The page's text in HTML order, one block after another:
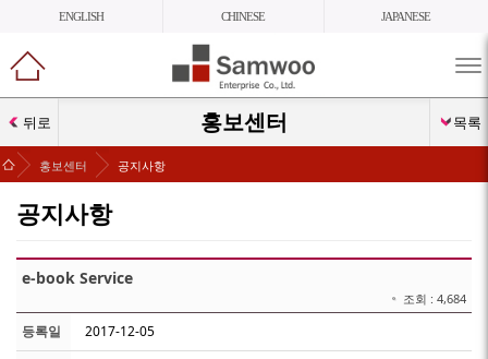
ENGLISH CHINESE JAPANESE
메
기
홍보센터
뒤로 목록
>홍보센터 >공지사항
공지사항
e-book Service
조회 : 4,684
등록일 2017-12-05